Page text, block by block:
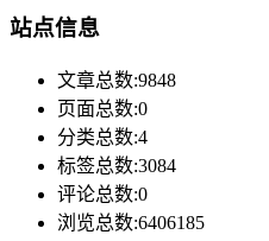
站点信息
文章总数:9848
页面总数:0
分类总数:4
标签总数:3084
评论总数:0
浏览总数:6406185